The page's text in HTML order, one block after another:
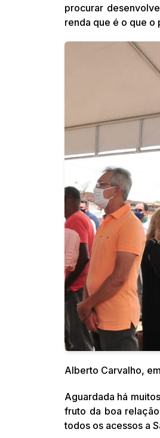
procurar
renda que é o que o
Alberto Carvalho,
Aguardada há
fruto da boa
todos os acessos a